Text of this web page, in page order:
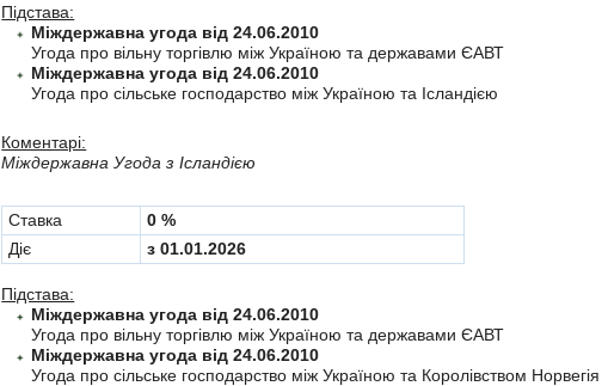
Підстава:
Міждержавна угода від 24.06.2010
Угода про вiльну торгiвлю мiж Україною та державами ЄАВТ
Міждержавна угода від 24.06.2010
Угода про сiльське господарство мiж Україною та Iсландiєю
Коментарі:
Мiждержавна Угода з Ісландією
Cтавка
0 %
Діє
з 01.01.2026
Підстава:
Міждержавна угода від 24.06.2010
Угода про вiльну торгiвлю мiж Україною та державами ЄАВТ
Міждержавна угода від 24.06.2010
Угода про сiльське господарство мiж Україною та Королiвством Норвегiя